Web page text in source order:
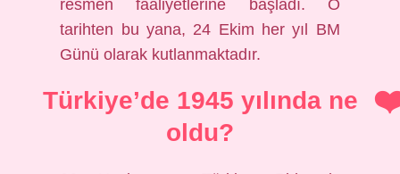
resmen faaliyetlerine başladı. O
tarihten bu yana, 24 Ekim her yıl BM
Günü olarak kutlanmaktadır.
Türkiye’de 1945 yılında ne
oldu?